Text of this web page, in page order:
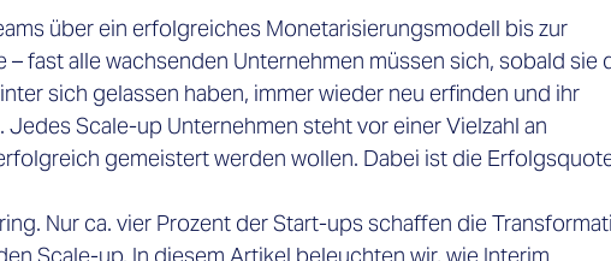
über ein erfolgreiches Monetarisierungsmodell bis zur
– fast alle wachsenden Unternehmen müssen sich, sobald sie
sich gelassen haben, immer wieder neu erfinden und ihr
Scale-up Unternehmen steht vor einer Vielzahl an
gemeistert werden wollen. Dabei ist die
Nur ca. vier Prozent der Start-ups schaffen die